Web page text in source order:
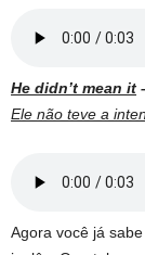
He didn’t mean it
Ele não teve a
Agora você já